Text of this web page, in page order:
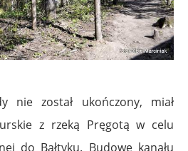
nie został ukończony, miał
z rzeką Pręgotą w celu
do Bałtyku. Budowę kanału